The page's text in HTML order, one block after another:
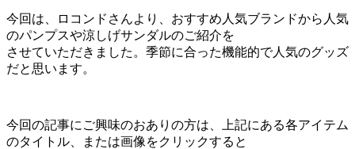
今回は、ロコンドさんより、おすすめ人気ブランドから人気
のパンプスや涼しげサンダルのご紹介を
させていただきました。季節に合った機能的で人気のグッズ
だと思います。
今回の記事にご興味のおありの方は、上記にある各アイテム
のタイトル、または画像をクリックすると